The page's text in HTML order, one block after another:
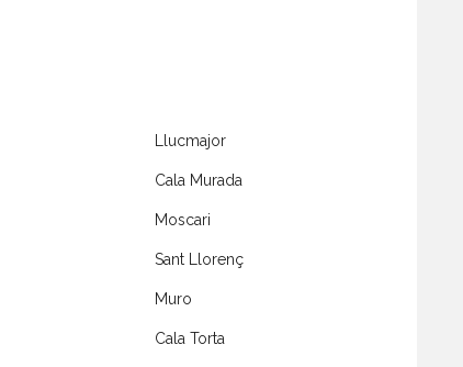
Llucmajor
Cala Murada
Moscari
Sant Llorenç
Muro
Cala Torta